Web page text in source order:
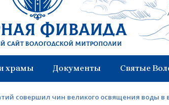
Фиваида
сайт Вологодской митрополии
храмы Документы Святые
совершил чин великого освящения воды в